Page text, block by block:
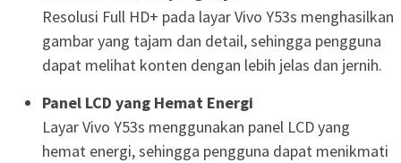
Resolusi Full HD+ pada layar Vivo Y53s menghasilkan
gambar yang tajam dan detail, sehingga pengguna
dapat melihat konten dengan lebih jelas dan jernih.
Panel LCD yang Hemat Energi
Layar Vivo Y53s menggunakan panel LCD yang
hemat energi, sehingga pengguna dapat menikmati